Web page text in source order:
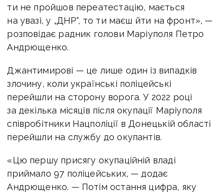
ти не пройшов переатестацію, мається
на увазі, у „ДНР“, то ти маєш йти на фронт», —
розповідає радник голови Маріуполя Петро
Андрющенко.
Джантимирові — це лише один із випадків
злочину, коли українські поліцейські
перейшли на сторону ворога. У 2022 році
за декілька місяців після окупації Маріуполя
співробітники Нацполіції в Донецькій області
перейшли на службу до окупантів.
«Цю першу присягу окупаційній владі
приймало 97 поліцейських, — додає
Андрющенко. — Потім остання цифра, яку